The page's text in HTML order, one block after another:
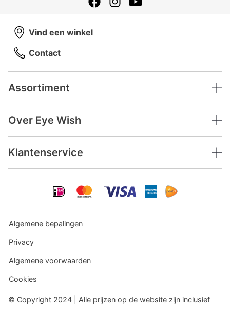
Assortiment
Over Eye Wish
Klantenservice
Vind een winkel
Contact
© Copyright 2024 | Alle prijzen op de website zijn inclusief
Algemene bepalingen
Privacy
Algemene voorwaarden
Cookies